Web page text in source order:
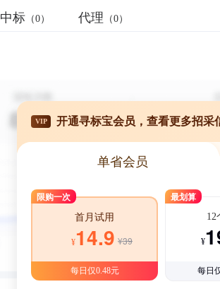
中标 （0） 代理 （0）
VIP 开通寻标宝会员，查看更多招采
单省会员
限购一次
首月试用
¥14.9 ¥39
每日仅0.48元
最划算
12
¥
每日